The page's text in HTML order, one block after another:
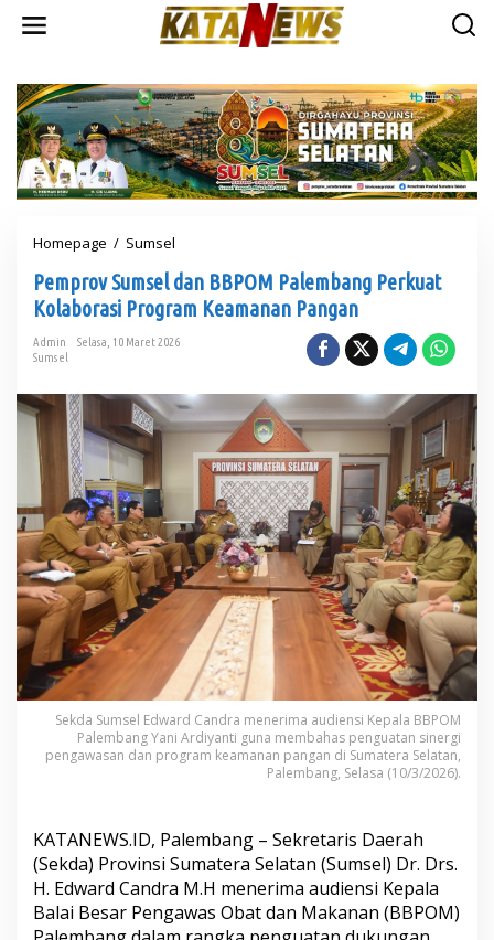
Homepage / Sumsel
m
p
r
o
u
m
a
n
B
B
M
P
l
e
m
b
P
e
k
u
Pemprov Sumsel dan BBPOM Palembang Perkuat
Kolaborasi Program Keamanan Pangan
Admin
Selasa, 10 Maret 2026
Sumsel
Sekda Sumsel Edward Candra menerima audiensi Kepala BBPOM
Palembang Yani Ardiyanti guna membahas penguatan sinergi
pengawasan dan program keamanan pangan di Sumatera Selatan,
Palembang, Selasa (10/3/2026).
KATANEWS.ID, Palembang – Sekretaris Daerah
(Sekda) Provinsi Sumatera Selatan (Sumsel) Dr. Drs.
H. Edward Candra M.H menerima audiensi Kepala
Balai Besar Pengawas Obat dan Makanan (BBPOM)